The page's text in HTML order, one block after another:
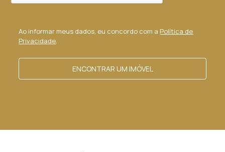
Ao informar meus dados, eu concordo com a Política de
Privacidade.
ENCONTRAR UM IMÓVEL